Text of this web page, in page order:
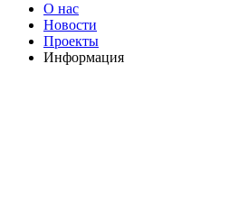
О нас
Новости
Проекты
Информация